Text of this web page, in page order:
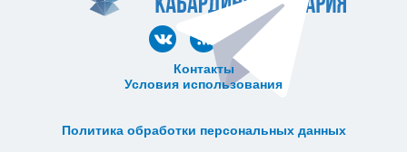
Контакты
Условия использования
Политика обработки персональных данных